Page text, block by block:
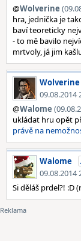
@Wolverine
hra, jednička je
baví teoreticky
- to mě bavilo
mrtvoly, já jim
Wolverine
09.08.2014
@Walome
ukládat hru opět
právě na
Walome
09.08.2014
Si děláš prdel?! :D